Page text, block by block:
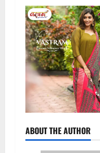
ABOUT THE AUTHOR